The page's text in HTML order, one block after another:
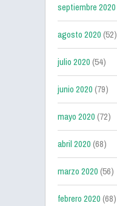
septiembre 2020
agosto 2020(52)
julio 2020(54)
junio 2020(79)
mayo 2020(72)
abril 2020(68)
marzo 2020(56)
febrero 2020(68)